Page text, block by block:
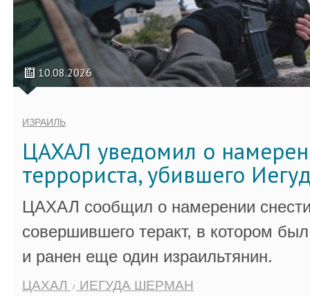
10.08.2026
ИЗРАИЛЬ
ЦАХАЛ уведомил о
террориста, убившего
ЦАХАЛ сообщил о намерении
совершившего теракт, в котором
и ранен еще один израильтянин.
ЦАХАЛ ИЕГУДА ШЕРМАН